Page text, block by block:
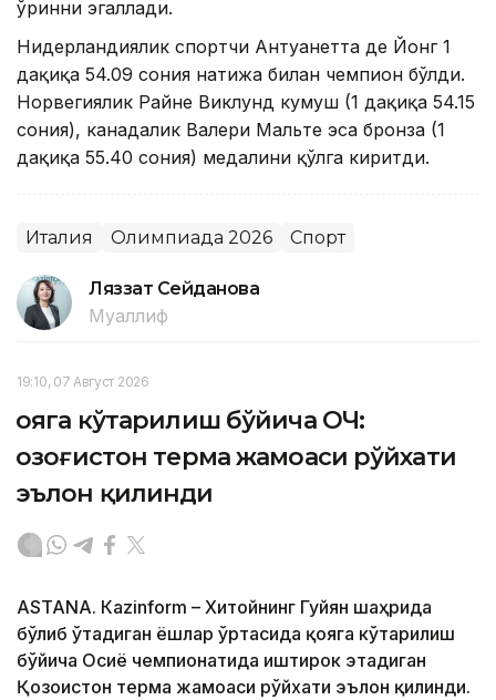
ўринни эгаллади.
Нидерландиялик спортчи Антуанетта де Йонг 1
дақиқа 54.09 сония натижа билан чемпион бўлди.
Норвегиялик Райне Виклунд кумуш (1 дақиқа 54.15
сония), канадалик Валери Мальте эса бронза (1
дақиқа 55.40 сония) медалини қўлга киритди.
Италия Олимпиада 2026 Спорт
Ляззат Сейданова
Муаллиф
19:10, 07 Август 2026
Қояга кўтарилиш бўйича ОЧ:
Қозоғистон терма жамоаси рўйхати
эълон қилинди
ASTANА. Кazinform – Хитойнинг Гуйян шаҳрида
бўлиб ўтадиган ёшлар ўртасида қояга кўтарилиш
бўйича Осиё чемпионатида иштирок этадиган
Қозоғистон терма жамоаси рўйхати эълон қилинди.